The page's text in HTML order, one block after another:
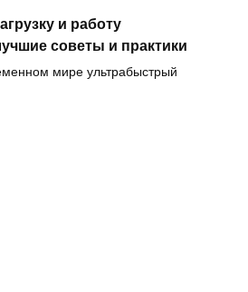
и работу
советы и практики
мире ультрабыстрый